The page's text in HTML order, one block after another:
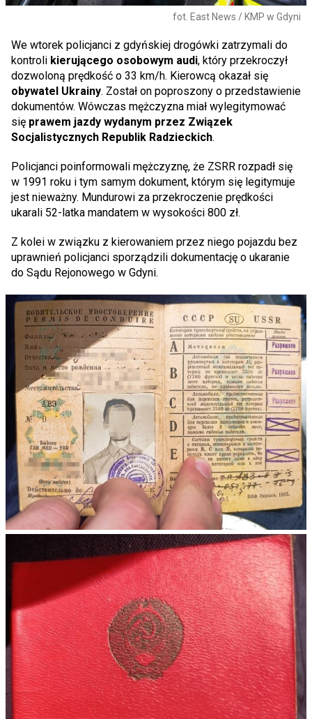
fot. East News / KMP w Gdyni
We wtorek policjanci z gdyńskiej drogówki zatrzymali do
kontroli kierującego osobowym audi, który przekroczył
dozwoloną prędkość o 33 km/h. Kierowcą okazał się
obywatel Ukrainy. Został on poproszony o przedstawienie
dokumentów. Wówczas mężczyzna miał wylegitymować
się prawem jazdy wydanym przez Związek
Socjalistycznych Republik Radzieckich.
Policjanci poinformowali mężczyznę, że ZSRR rozpadł się
w 1991 roku i tym samym dokument, którym się legitymuje
jest nieważny. Mundurowi za przekroczenie prędkości
ukarali 52-latka mandatem w wysokości 800 zł.
Z kolei w związku z kierowaniem przez niego pojazdu bez
uprawnień policjanci sporządzili dokumentację o ukaranie
do Sądu Rejonowego w Gdyni.